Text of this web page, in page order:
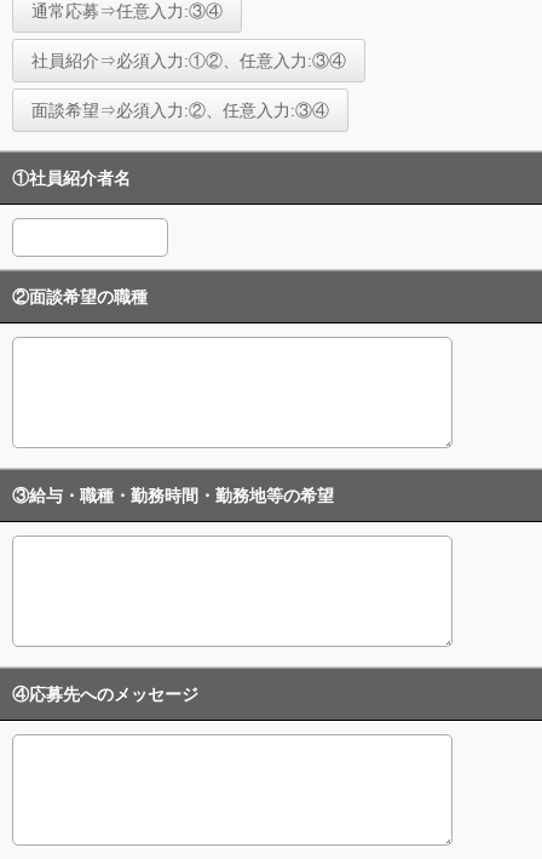
通常応募⇒任意入力:③④
社員紹介⇒必須入力:①②、任意入力:③④
面談希望⇒必須入力:②、任意入力:③④
①社員紹介者名
②面談希望の職種
③給与・職種・勤務時間・勤務地等の希望
④応募先へのメッセージ